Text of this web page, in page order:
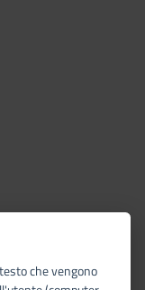
che vengono